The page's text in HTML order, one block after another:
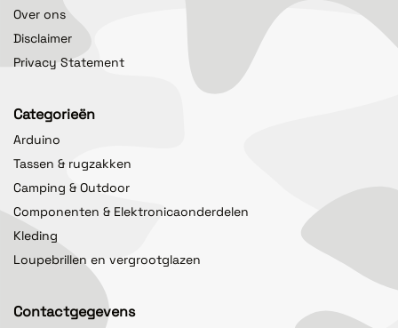
Over ons
Disclaimer
Privacy Statement
Categorieën
Arduino
Tassen & rugzakken
Camping & Outdoor
Componenten & Elektronicaonderdelen
Kleding
Loupebrillen en vergrootglazen
Contactgegevens